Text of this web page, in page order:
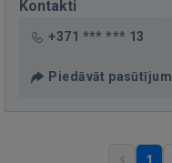
Kontakti
+371 *** *** 13
Piedāvāt
1